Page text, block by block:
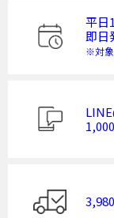
平日
即日
※対象